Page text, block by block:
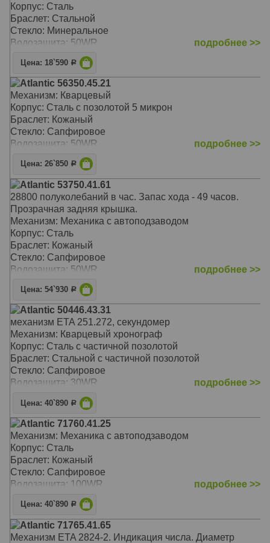
Корпус: Сталь
Браслет: Стальной
Стекло: Минеральное
Водозащита: 50WR
подробнее >>
Цена: 18`590 Р
Atlantic 56350.45.21
Механизм: Кварцевый
Корпус: Сталь с позолотой 5 микрон
Браслет: Кожаный
Стекло: Сапфировое
Водозащита: 50WR
подробнее >>
Цена: 26`850 Р
Atlantic 53750.41.61
28800 полуколебаний в час. Запас хода - 49 часов.
Прозрачная задняя крышка.
Механизм: Механика с автоподзаводом
Корпус: Сталь
Браслет: Кожаный
Стекло: Сапфировое
Водозащита: 50WR
подробнее >>
Цена: 54`930 Р
Atlantic 50446.43.31
механизм ETA 251.272, секундомер
Механизм: Кварцевый хронограф
Корпус: Сталь с частичной позолотой
Браслет: Стальной с частичной позолотой
Стекло: Сапфировое
Водозащита: 30WR
подробнее >>
Цена: 40`890 Р
Atlantic 71760.41.25
Механизм: Механика с автоподзаводом
Корпус: Сталь
Браслет: Кожаный
Стекло: Сапфировое
Водозащита: 100WR
подробнее >>
Цена: 40`890 Р
Atlantic 71765.41.65
Механизм ETA 2824-2. Индикация числа. Диаметр